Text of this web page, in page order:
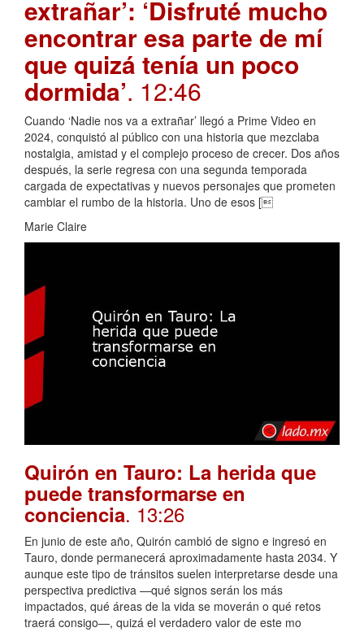
extrañar’: ‘Disfruté mucho
encontrar esa parte de mí
que quizá tenía un poco
dormida’. 12:46
Cuando ‘Nadie nos va a extrañar’ llegó a Prime Video en
2024, conquistó al público con una historia que mezclaba
nostalgia, amistad y el complejo proceso de crecer. Dos años
después, la serie regresa con una segunda temporada
cargada de expectativas y nuevos personajes que prometen
cambiar el rumbo de la historia. Uno de esos [
Marie Claire
Quirón en Tauro: La herida que
puede transformarse en
conciencia. 13:26
En junio de este año, Quirón cambió de signo e ingresó en
Tauro, donde permanecerá aproximadamente hasta 2034. Y
aunque este tipo de tránsitos suelen interpretarse desde una
perspectiva predictiva —qué signos serán los más
impactados, qué áreas de la vida se moverán o qué retos
traerá consigo—, quizá el verdadero valor de este mo